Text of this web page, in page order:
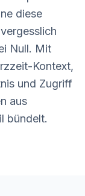
diese
Null. Mit
Kontext,
und Zugriff
aus
bündelt.